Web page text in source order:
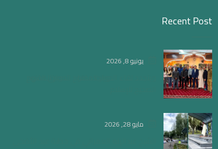
Recent Post
يونيو 8, 2026
مايو 28, 2026